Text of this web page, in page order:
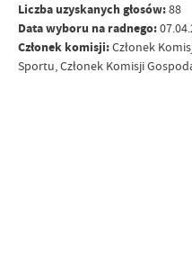
Liczba uzyskanych głosów:88
Data wyboru na radnego:
Członek komisji:Członek
Sportu, Członek Komisji